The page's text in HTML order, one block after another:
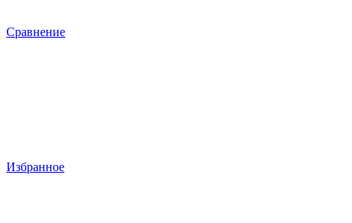
Сравнение
Избранное